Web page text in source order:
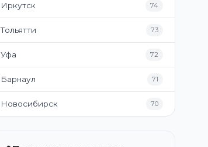
Иркутск 74
Тольятти 73
Уфа 72
Барнаул 71
Новосибирск 70